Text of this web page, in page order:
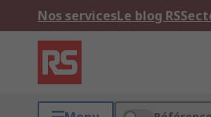
Nos servicesLe blog RS